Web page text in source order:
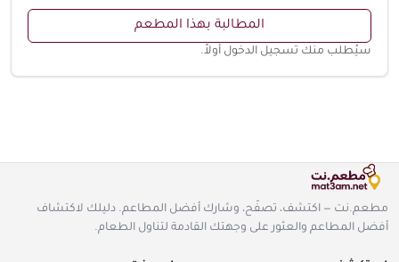
المطالبة بهذا المطعم
سيُطلب منك تسجيل الدخول أولاً.
مطعم.نت — اكتشف، تصفّح، وشارك أفضل المطاعم. دليلك لاكتشاف
أفضل المطاعم والعثور على وجهتك القادمة لتناول الطعام.